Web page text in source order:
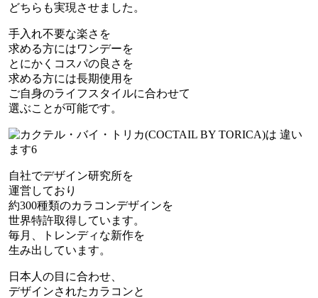
どちらも実現させました。
手入れ不要な楽さを
求める方にはワンデーを
とにかくコスパの良さを
求める方には長期使用を
ご自身のライフスタイルに合わせて
選ぶことが可能です。
自社でデザイン研究所を
運営しており
約300種類のカラコンデザインを
世界特許取得しています。
毎月、トレンディな新作を
生み出しています。
日本人の目に合わせ、
デザインされたカラコンと